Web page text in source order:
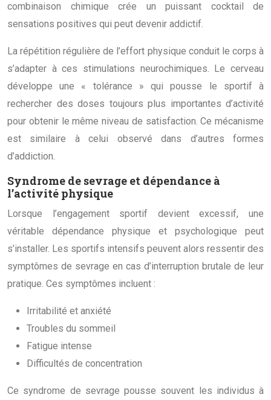
combinaison chimique crée un puissant cocktail de
sensations positives qui peut devenir addictif.
La répétition régulière de l’effort physique conduit le corps à
s’adapter à ces stimulations neurochimiques. Le cerveau
développe une « tolérance » qui pousse le sportif à
rechercher des doses toujours plus importantes d’activité
pour obtenir le même niveau de satisfaction. Ce mécanisme
est similaire à celui observé dans d’autres formes
d’addiction.
Syndrome de sevrage et dépendance à
l’activité physique
Lorsque l’engagement sportif devient excessif, une
véritable dépendance physique et psychologique peut
s’installer. Les sportifs intensifs peuvent alors ressentir des
symptômes de sevrage en cas d’interruption brutale de leur
pratique. Ces symptômes incluent :
Irritabilité et anxiété
Troubles du sommeil
Fatigue intense
Difficultés de concentration
Ce syndrome de sevrage pousse souvent les individus à